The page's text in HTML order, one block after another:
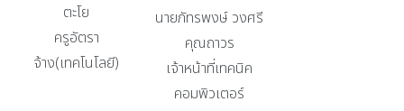
ตะโย
ครูอัตรา
จ้าง(เทคโนโลยี)
นายภัทรพงษ์ วงศรี
คุณถาวร
เจ้าหน้าที่เทคนิค
คอมพิวเตอร์